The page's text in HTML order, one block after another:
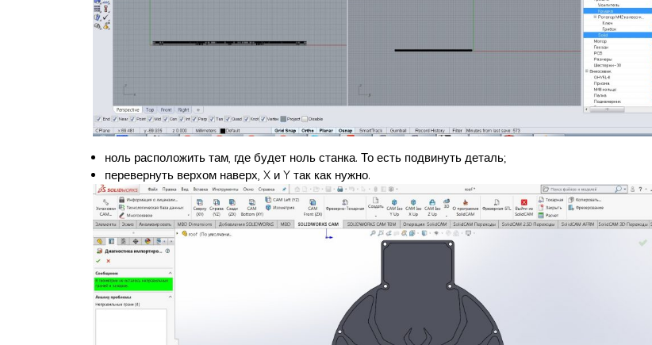
ноль расположить там, где будет ноль станка. То есть подвинуть деталь;
перевернуть верхом наверх, X и Y так как нужно.